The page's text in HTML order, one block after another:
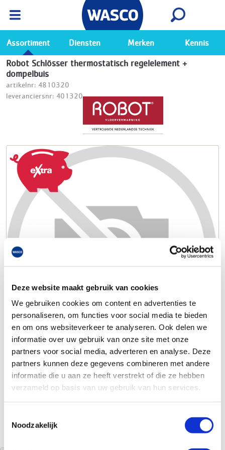
Deze website maakt gebruik van cookies
We gebruiken cookies om content en advertenties te
personaliseren, om functies voor social media te bieden
en om ons websiteverkeer te analyseren. Ook delen we
informatie over uw gebruik van onze site met onze
partners voor social media, adverteren en analyse. Deze
partners kunnen deze gegevens combineren met andere
informatie die u aan ze heeft verstrekt of die ze hebben
verzameld op basis van uw gebruik van hun services.
Noodzakelijk
Ga naar de Wasco app
Bekijk
Assortiment Diensten Merken Kennis
Robot Schlösser thermostatisch regelelement +
dompelbuis
artikelnr: 4810320
leveranciersnr: 401320